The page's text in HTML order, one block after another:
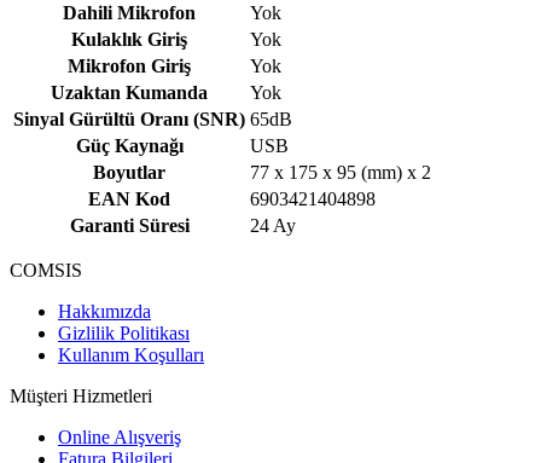
Dahili Mikrofon
Yok
Kulaklık Giriş
Yok
Mikrofon Giriş
Yok
Uzaktan Kumanda
Yok
Sinyal Gürültü Oranı (SNR) 65dB
Güç Kaynağı
USB
Boyutlar
77 x 175 x 95 (mm) x 2
EAN Kod
6903421404898
Garanti Süresi
24 Ay
COMSIS
Hakkımızda
Gizlilik Politikası
Kullanım Koşulları
Müşteri Hizmetleri
Online Alışveriş
Fatura Bilgileri